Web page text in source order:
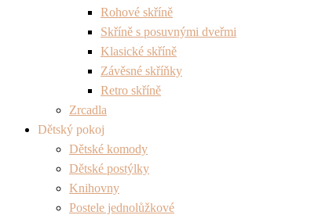
Rohové skříně
Skříně s posuvnými dveřmi
Klasické skříně
Závěsné skříňky
Retro skříně
Zrcadla
Dětský pokoj
Dětské komody
Dětské postýlky
Knihovny
Postele jednolůžkové